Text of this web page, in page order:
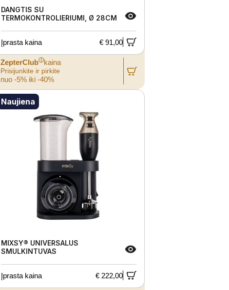
DANGTIS SU
TERMOKONTROLIERIUMI, Ø 28CM
Įprasta kaina € 91,00
ZepterClubⓘkaina
Prisijunkite ir pirkite
nuo -5% iki -40%
Naujiena
MIXSY® UNIVERSALUS
SMULKINTUVAS
Įprasta kaina € 222,00